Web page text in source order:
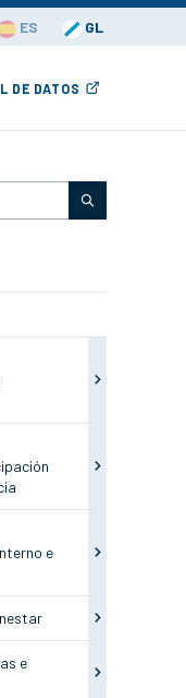
ES GL
DE DATOS
e
e